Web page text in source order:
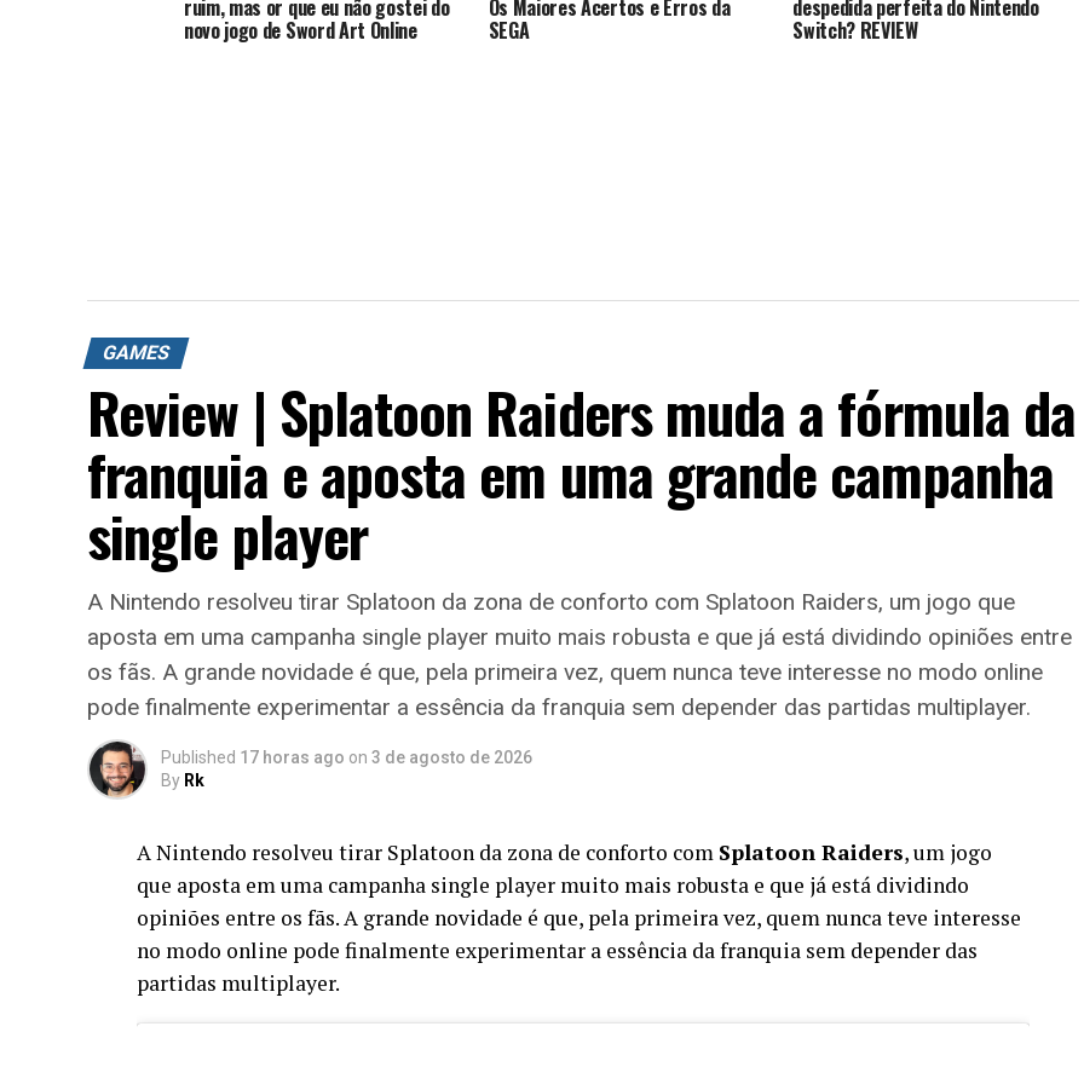
ruim, mas or que eu não gostei do
novo jogo de Sword Art Online
Os Maiores Acertos e Erros da
SEGA
despedida perfeita do Nintendo
Switch? REVIEW
GAMES
Review | Splatoon Raiders muda a fórmula da
franquia e aposta em uma grande campanha
single player
A Nintendo resolveu tirar Splatoon da zona de conforto com Splatoon Raiders, um jogo que
aposta em uma campanha single player muito mais robusta e que já está dividindo opiniões entre
os fãs. A grande novidade é que, pela primeira vez, quem nunca teve interesse no modo online
pode finalmente experimentar a essência da franquia sem depender das partidas multiplayer.
Published 17 horas ago on 3 de agosto de 2026
By Rk
A Nintendo resolveu tirar Splatoon da zona de conforto com Splatoon Raiders, um jogo
que aposta em uma campanha single player muito mais robusta e que já está dividindo
opiniões entre os fãs. A grande novidade é que, pela primeira vez, quem nunca teve interesse
no modo online pode finalmente experimentar a essência da franquia sem depender das
partidas multiplayer.